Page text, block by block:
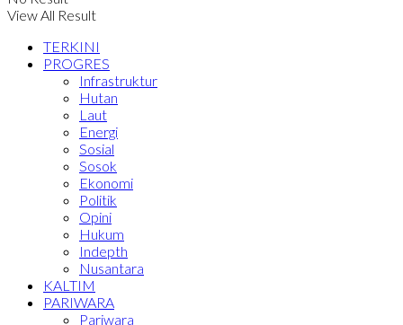
View All Result
TERKINI
PROGRES
Infrastruktur
Hutan
Laut
Energi
Sosial
Sosok
Ekonomi
Politik
Opini
Hukum
Indepth
Nusantara
KALTIM
PARIWARA
Pariwara